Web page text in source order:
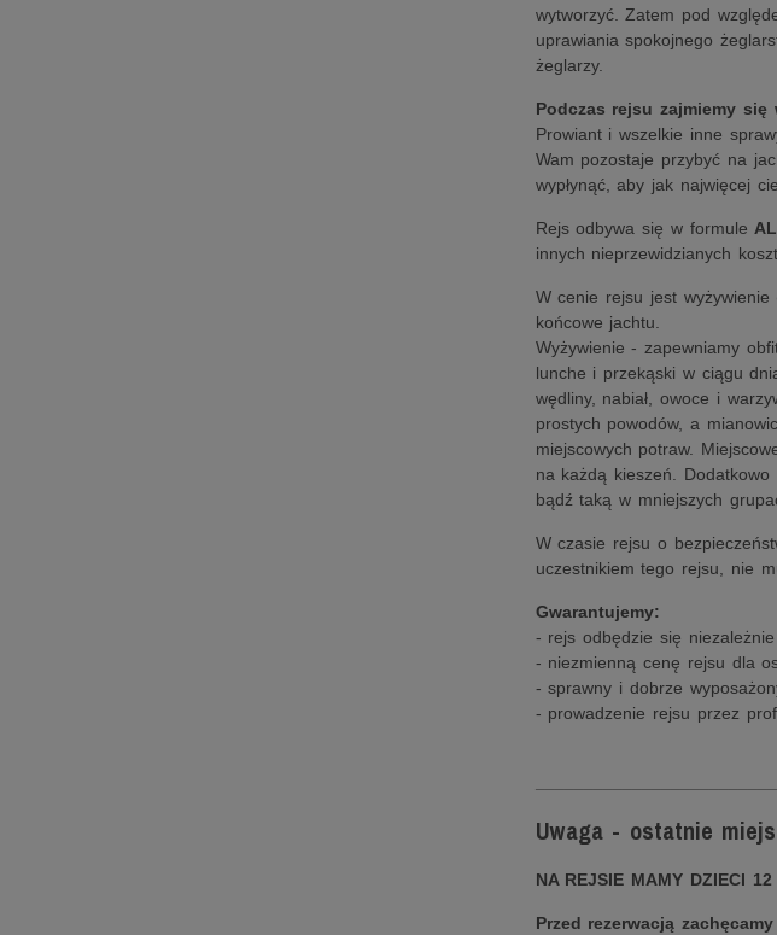
wytworzyć. Zatem pod
uprawiania spokojnego
żeglarzy.
Podczas rejsu zajmiemy
Prowiant i wszelkie inne
Wam pozostaje przybyć na
wypłynąć, aby jak najwięcej
Rejs odbywa się w formule
innych nieprzewidzianych
W cenie rejsu jest wyżywienie
końcowe jachtu.
Wyżywienie - zapewniamy
lunche i przekąski w ciągu
wędliny, nabiał, owoce i
prostych powodów, a
miejscowych potraw.
na każdą kieszeń.
bądź taką w mniejszych
W czasie rejsu o
uczestnikiem tego rejsu, nie
Gwarantujemy:
- rejs odbędzie się niezależnie
- niezmienną cenę rejsu dla
- sprawny i dobrze
- prowadzenie rejsu przez
Uwaga - ostatnie
NA REJSIE MAMY DZIECI
Przed rezerwacją